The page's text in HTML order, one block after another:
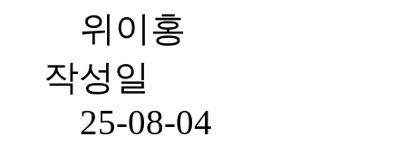
위이홍
작성일
25-08-04